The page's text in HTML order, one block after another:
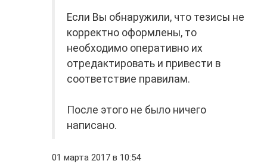
Если Вы обнаружили, что тезисы не
корректно оформлены, то
необходимо оперативно их
отредактировать и привести в
соответствие правилам.
После этого не было ничего
написано.
01 марта 2017 в 10:54